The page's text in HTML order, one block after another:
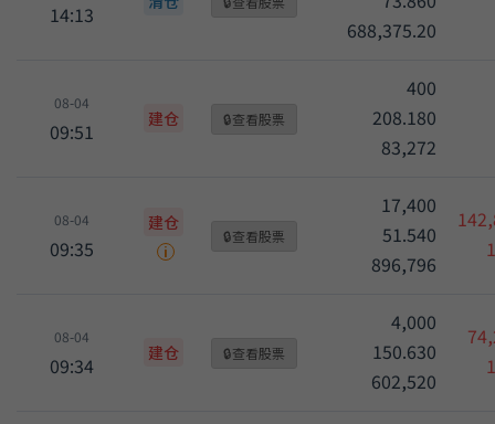
14:13
688,375.20
08-04
09:51 建仓 🔒查看股票
400
208.180
83,272
08-04
09:35
建仓
i
🔒查看股票
17,400
51.540
896,796
08-04
09:34 建仓 🔒查看股票
4,000
150.630
602,520